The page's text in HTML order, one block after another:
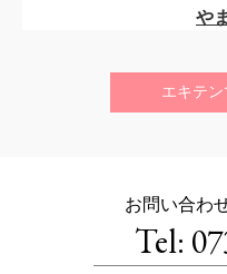
エキテ
お問い合わ
Tel: